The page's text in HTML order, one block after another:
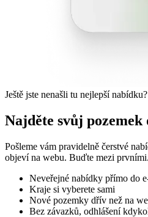
Ještě jste nenašli tu nejlepší nabídku?
Najděte svůj
Pošleme vám pravidelně čerstvé
objeví na webu. Buďte mezi prvními.
Neveřejné nabídky přímo do
Kraje si vyberete sami
Nové pozemky dřív než na
Bez závazků, odhlášení